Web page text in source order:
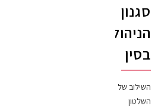
סגנון
הניהול
בסין
השילוב של
השלטון